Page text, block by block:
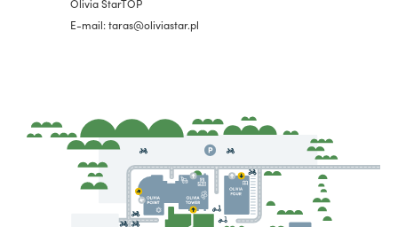
Olivia StarTOP
E-mail: taras@oliviastar.pl